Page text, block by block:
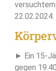
22.02.2024.
► Ein 15-
gegen